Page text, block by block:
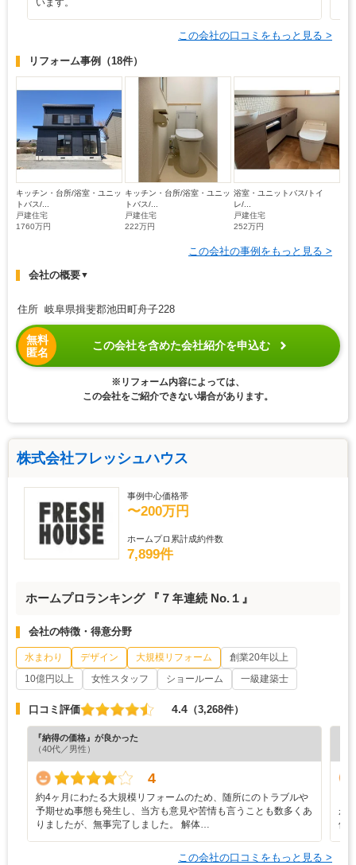
この会社の口コミをもっと見る >
リフォーム事例 （18件）
キッチン・台所/浴室・ユニッ
トバス/...
戸建住宅
1760万円
キッチン・台所/浴室・ユニッ
トバス/...
戸建住宅
222万円
浴室・ユニットバス/トイ
レ/...
戸建住宅
252万円
この会社の事例をもっと見る >
会社の概要▼
住所 岐阜県揖斐郡池田町舟子228
無料
匿名
この会社を含めた会社紹介を申込む
※リフォーム内容によっては、
この会社をご紹介できない場合があります。
株式会社フレッシュハウス
事例中心価格帯
〜200万円
ホームプロ累計成約件数
7,899件
ホームプロランキング 『７年連続 No.１』
会社の特徴・得意分野
水まわり デザイン 大規模リフォーム
創業20年以上
10億円以上
女性スタッフ ショールーム 一級建築士
口コミ評価 4.4 （3,268件）
『納得の価格』が良かった
（40代／男性）
4
約4ヶ月にわたる大規模リフォームのため、随所にのトラブルや
予期せぬ事態も発生し、当方も意見や苦情も言うことも数多くあ
りましたが、無事完了しました。 解体…
が
価
この会社の口コミをもっと見る >